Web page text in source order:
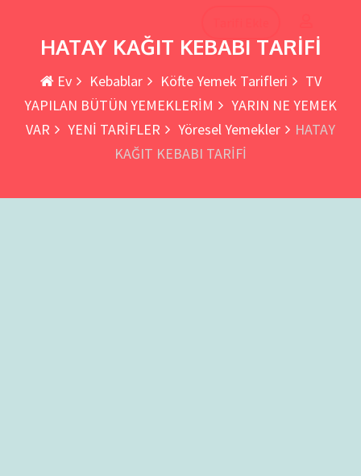
HATAY KAĞIT KEBABI TARİFİ
Ev Kebablar Köfte Yemek Tarifleri
TV
YAPILAN BÜTÜN YEMEKLERİM
YARIN NE YEMEK
VAR
YENİ TARİFLER Yöresel Yemekler
HATAY
KAĞIT KEBABI TARİFİ